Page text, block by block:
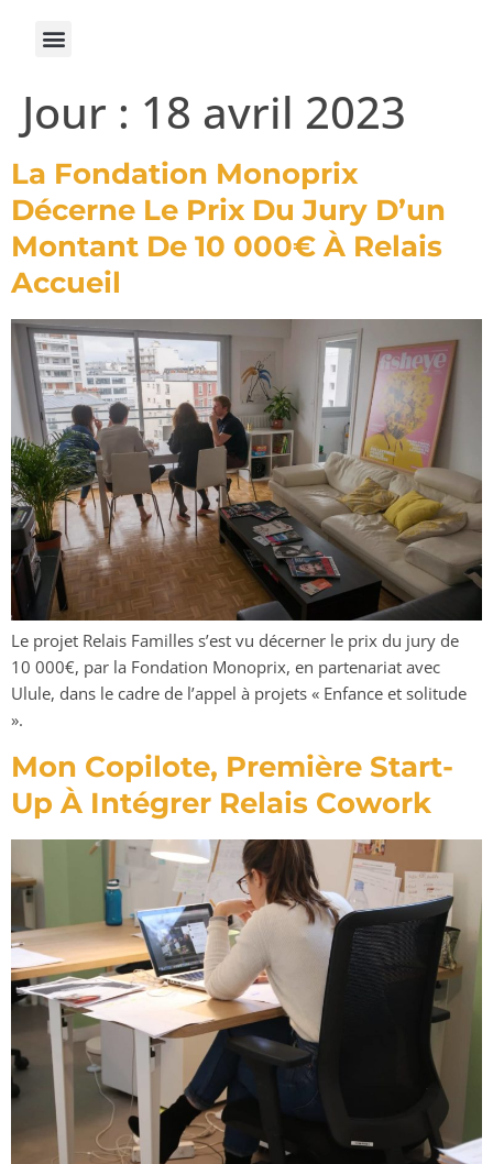
Jour : 18 avril 2023
La Fondation Monoprix
Décerne Le Prix Du Jury D’un
Montant De 10 000€ À Relais
Accueil
Le projet Relais Familles s’est vu décerner le prix du jury de
10 000€, par la Fondation Monoprix, en partenariat avec
Ulule, dans le cadre de l’appel à projets « Enfance et solitude
».
Mon Copilote, Première Start-
Up À Intégrer Relais Cowork